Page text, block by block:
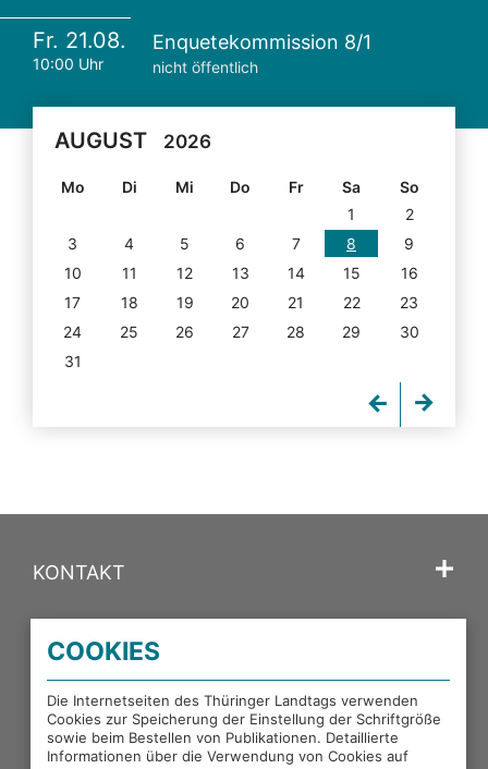
Fr. 21.08.
10:00 Uhr
Enquetekommission 8/1
nicht öffentlich
AUGUST 2026
Mo Di Mi Do Fr Sa
So
1
2
3
4 5 6 7 8
9
10
11 12 13 14 15
16
17
18 19 20 21 22
23
24
25 26 27 28 29
30
31
KONTAKT
PORTALE DES THÜRINGER LANDTAGS
EXTERNE LINKS
COOKIES
Die Internetseiten des Thüringer Landtags verwenden
Cookies zur Speicherung der Einstellung der Schriftgröße
sowie beim Bestellen von Publikationen. Detaillierte
Informationen über die Verwendung von Cookies auf